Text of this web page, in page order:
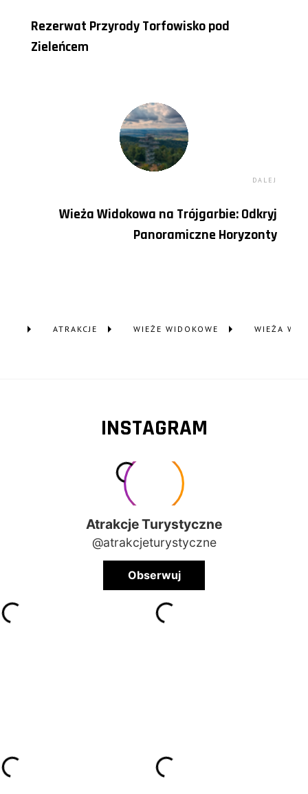
Rezerwat Przyrody Torfowisko pod
Zieleńcem
DALEJ
Wieża Widokowa na Trójgarbie: Odkryj
Panoramiczne Horyzonty
ATRAKCJE WIEŻE WIDOKOWE WIEŻA
INSTAGRAM